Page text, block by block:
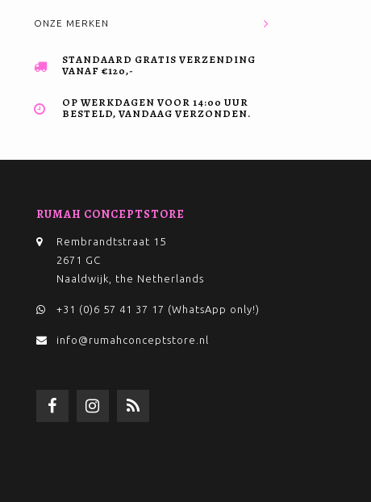
ONZE MERKEN
STANDAARD GRATIS VERZENDING
VANAF €120,-
OP WERKDAGEN VOOR 14:00 UUR
BESTELD, VANDAAG VERZONDEN.
RUMAH CONCEPTSTORE
Rembrandtstraat 15
2671 GC
Naaldwijk, the Netherlands
+31 (0)6 57 41 37 17 (WhatsApp only!)
info@rumahconceptstore.nl